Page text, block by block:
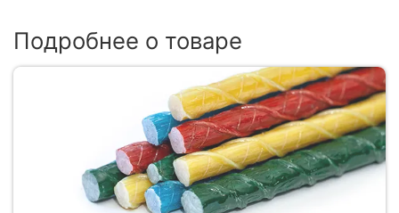
Подробнее о товаре